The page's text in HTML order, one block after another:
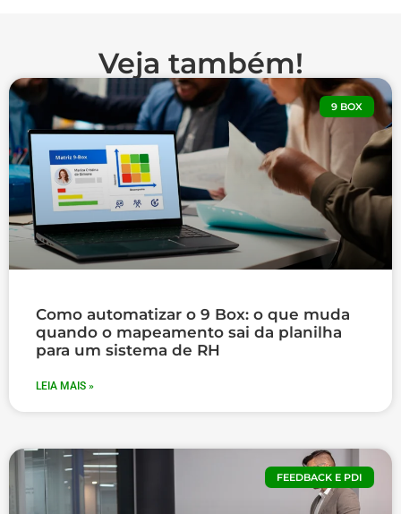
Veja também!
9 BOX
Como automatizar o 9 Box: o que muda
quando o mapeamento sai da planilha
para um sistema de RH
LEIA MAIS »
FEEDBACK E PDI